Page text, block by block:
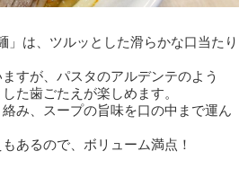
」は、ツルッとした滑らかな口当たり
すが、パスタのアルデンテのよう
た歯ごたえが楽しめます。
み、スープの旨味を口の中まで運ん
あるので、ボリューム満点！